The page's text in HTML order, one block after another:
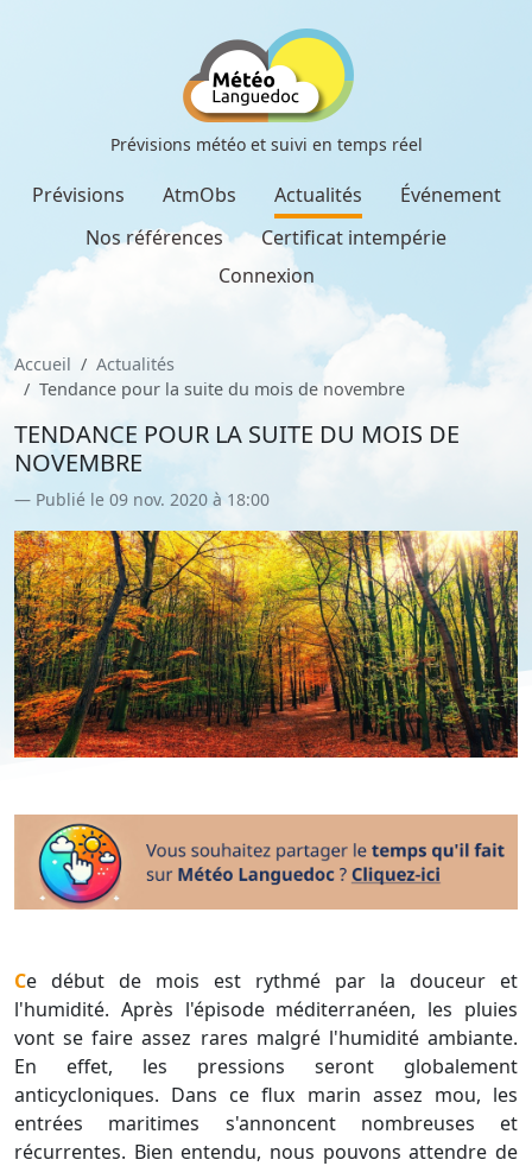
Prévisions météo et suivi en temps réel
Prévisions AtmObs Actualités
Événement
Nos références
Certificat intempérie
Connexion
Accueil
Actualités
Tendance pour la suite du mois de novembre
TENDANCE POUR LA SUITE DU MOIS DE
NOVEMBRE
Publié le 09 nov. 2020 à 18:00
Ce début de mois est rythmé par la douceur et
l'humidité. Après l'épisode méditerranéen, les pluies
vont se faire assez rares malgré l'humidité ambiante.
En effet, les pressions seront globalement
anticycloniques. Dans ce flux marin assez mou, les
entrées maritimes s'annoncent nombreuses et
récurrentes. Bien entendu, nous pouvons attendre de